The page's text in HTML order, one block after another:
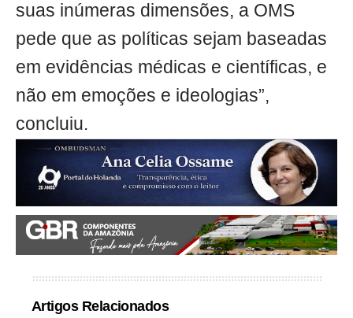
suas inúmeras dimensões, a OMS
pede que as políticas sejam baseadas
em evidências médicas e científicas, e
não em emoções e ideologias”,
concluiu.
Artigos Relacionados